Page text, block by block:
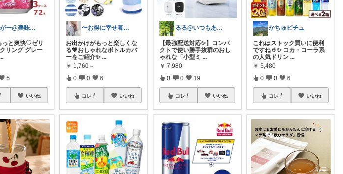
しゅがー@美味しいスイーツや雑貨紹介
っと爽快♡ゼリ
リング グレー
5
いいね
〜お得に幸せ暮らし〜
お出かけがもっと楽しくな
る💖おしゃれなボトルカバ
ーをご紹介✨...
￥ 1,760～
0 0 6
コレ いいね
るる@いつもありがとうございます
【最強配送対応✨】コンパ
クトで使い勝手抜群のおし
ゃれな「小型ミ ...
￥ 7,980
0 0 19
コレ いいね
かちゅピチュ
これはストック買いに便利
ですね🥤✨ コカ・コーラ系
の人気ドリン ...
￥ 5,480
0 0 6
コレ いいね